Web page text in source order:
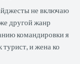
не включаю
другой жанр
командировки я
турист, и жена ко